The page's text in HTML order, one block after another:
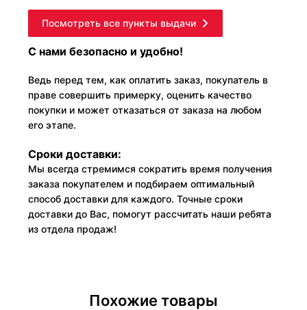
Посмотреть все пункты выдачи
С нами безопасно и удобно!
Ведь перед тем, как оплатить заказ, покупатель в
праве совершить примерку, оценить качество
покупки и может отказаться от заказа на любом
его этапе.
Сроки доставки:
Мы всегда стремимся сократить время получения
заказа покупателем и подбираем оптимальный
способ доставки для каждого. Точные сроки
доставки до Вас, помогут рассчитать наши ребята
из отдела продаж!
Похожие товары